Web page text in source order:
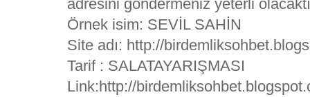
adresini göndermeniz yeterli
Örnek isim: SEVİL SAHİN
Site adı: http://
Tarif : SALATAYARIŞMASI
Link:http://